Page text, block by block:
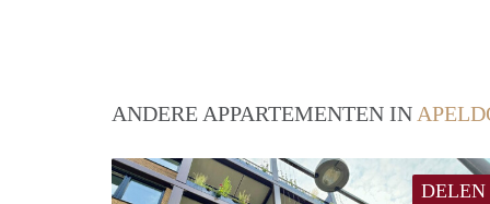
ANDERE APPARTEMENTEN IN
DELEN